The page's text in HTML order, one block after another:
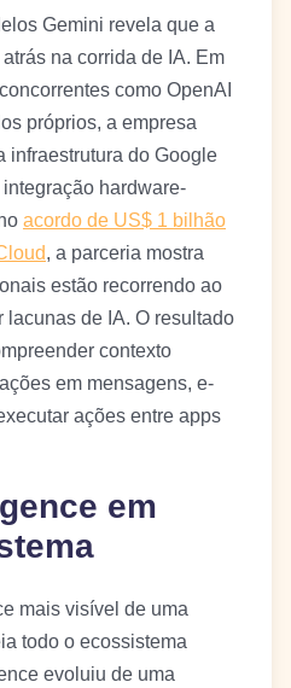
Gemini revela que a
na corrida de IA. Em
como OpenAI
próprios, a empresa
infraestrutura do Google
hardware-
acordo de US$ 1 bilhão
, a parceria mostra
estão recorrendo ao
lacunas de IA. O resultado
contexto
em mensagens, e-
ações entre apps
em
mais visível de uma
todo o ecossistema
evoluiu de uma